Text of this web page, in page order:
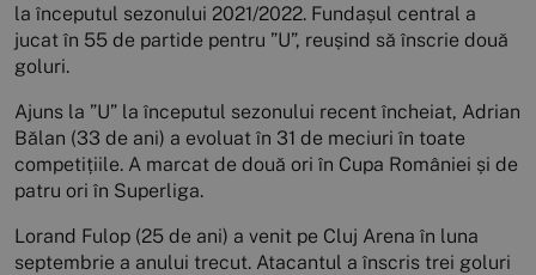
la începutul sezonului 2021/2022. Fundașul central a
jucat în 55 de partide pentru ”U”, reușind să înscrie două
goluri.
Ajuns la ”U” la începutul sezonului recent încheiat, Adrian
Bălan (33 de ani) a evoluat în 31 de meciuri în toate
competițiile. A marcat de două ori în Cupa României și de
patru ori în Superliga.
Lorand Fulop (25 de ani) a venit pe Cluj Arena în luna
septembrie a anului trecut. Atacantul a înscris trei goluri